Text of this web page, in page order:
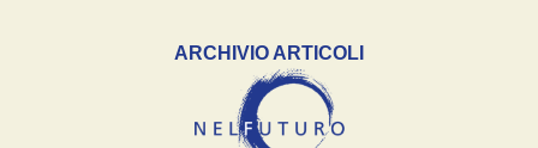
ARCHIVIO ARTICOLI